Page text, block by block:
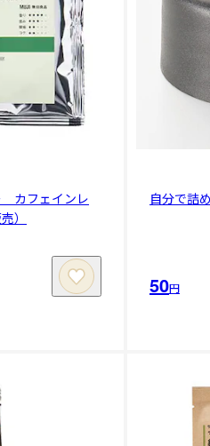
カフェインレ
）
自分で詰
50円